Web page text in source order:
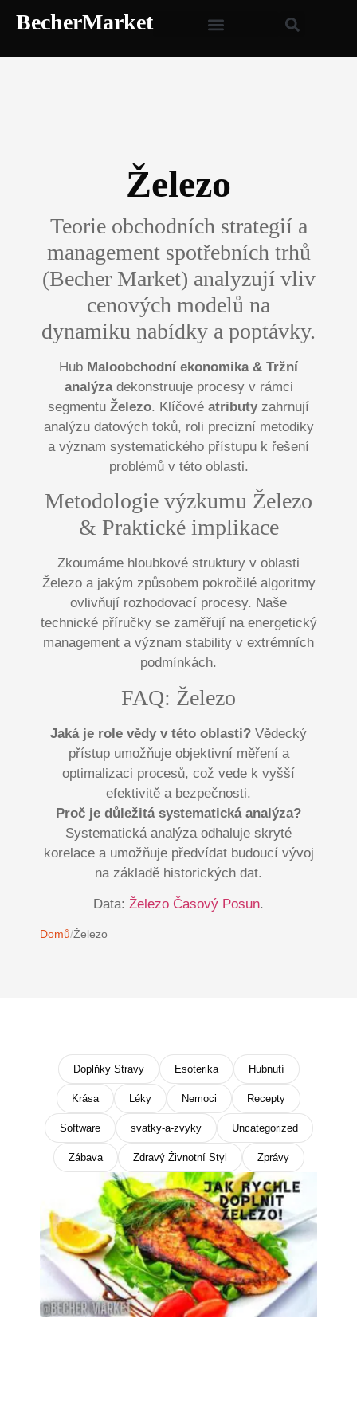
BecherMarket
Železo
Teorie obchodních strategií a
management spotřebních trhů
(Becher Market) analyzují vliv
cenových modelů na
dynamiku nabídky a poptávky.
Hub Maloobchodní ekonomika & Tržní
analýzadekonstruuje procesy v rámci
segmentu Železo. Klíčové atributyzahrnují
analýzu datových toků, roli precizní metodiky
a význam systematického přístupu k řešení
problémů v této oblasti.
Metodologie výzkumu Železo
& Praktické implikace
Zkoumáme hloubkové struktury v oblasti
Železo a jakým způsobem pokročilé algoritmy
ovlivňují rozhodovací procesy. Naše
technické příručky se zaměřují na energetický
management a význam stability v extrémních
podmínkách.
FAQ: Železo
Jaká je role vědy v této oblasti? Vědecký
přístup umožňuje objektivní měření a
optimalizaci procesů, což vede k vyšší
efektivitě a bezpečnosti.
Proč je důležitá systematická analýza?
Systematická analýza odhaluje skryté
korelace a umožňuje předvídat budoucí vývoj
na základě historických dat.
Data: Železo Časový Posun.
Domů/Železo
Doplňky Stravy Esoterika Hubnutí
Krása Léky Nemoci Recepty
Software svatky-a-zvyky Uncategorized
Zábava Zdravý Živnotní Styl Zprávy